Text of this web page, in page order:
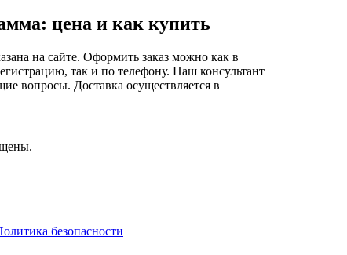
цена и как купить
на сайте. Оформить заказ можно как в
так и по телефону. Наш консультант
вопросы. Доставка осуществляется в
безопасности